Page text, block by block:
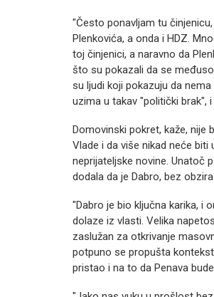
"Često ponavljam tu
Plenkovića, a onda i HDZ.
toj činjenici, a naravno da
što su pokazali da se
su ljudi koji pokazuju da
uzima u takav "politički brak",
Domovinski pokret, kaže, nije
Vlade i da više nikad neće
neprijateljske novine. Unatoč
dodala da je Dabro, bez
"Dabro je bio ključna karika, i
dolaze iz vlasti. Velika
zaslužan za otkrivanje
potpuno se propušta
pristao i na to da Penava